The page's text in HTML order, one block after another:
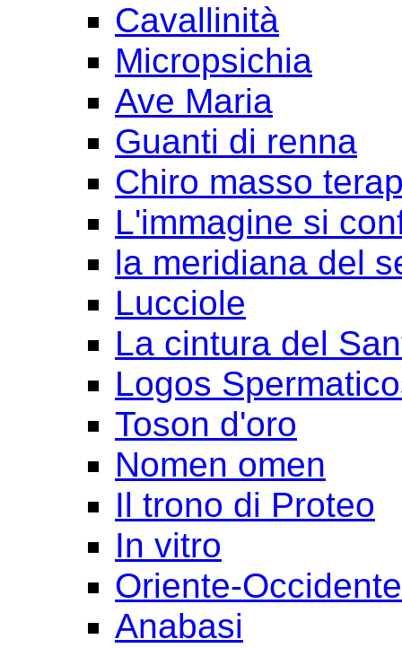
Cavallinità
Micropsichia
Ave Maria
Guanti di renna
Chiro masso
L'immagine si
la meridiana del
Lucciole
La cintura del
Logos
Toson d'oro
Nomen omen
Il trono di Proteo
In vitro
Oriente-
Anabasi